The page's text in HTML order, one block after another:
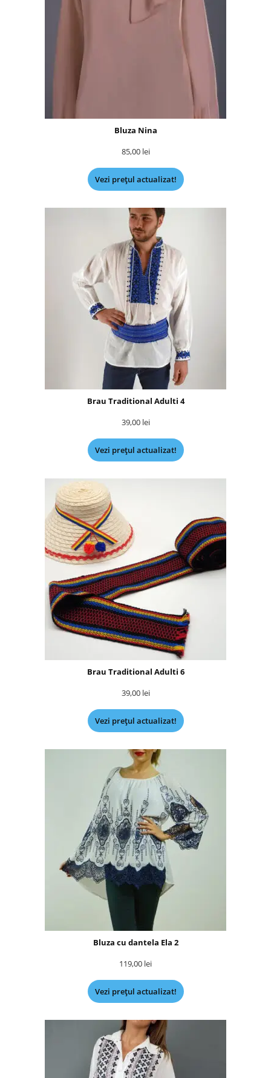
Bluza Nina
85,00 lei
Vezi prețul actualizat!
Brau Traditional Adulti 4
39,00 lei
Vezi prețul actualizat!
Brau Traditional Adulti 6
39,00 lei
Vezi prețul actualizat!
Bluza cu dantela Ela 2
119,00 lei
Vezi prețul actualizat!